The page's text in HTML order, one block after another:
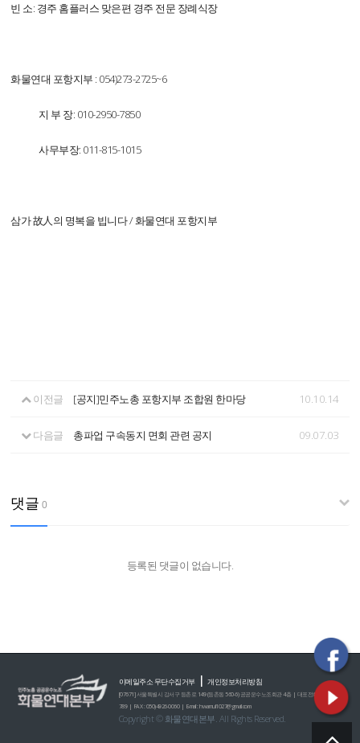
빈 소: 경주 홈플러스 맞은편 경주 전문 장례식장
화물연대 포항지부 : 054)273-2725~6
지 부 장: 010-2950-7850
사무부장: 011-815-1015
삼가 故人의 명복을 빕니다 / 화물연대 포항지부
이전글 [공지]민주노총 포항지부 조합원 한마당 10.10.14
다음글 총파업 구속동지 면회 관련 공지 09.07.03
댓글 0
등록된 댓글이 없습니다.
이메일주소 무단수집거부|개인정보처리방침
[07671] 서울특별시 강서구 등촌로 149 (등촌동 560-6) 공공운수노조회관 4층 | 대표전화 : 02)2635-0
789 | FAX : 050)4926-0060 | E-mail : hwamul1027@gmail.com
Copyright © 화물연대본부. All Rights Reserved.